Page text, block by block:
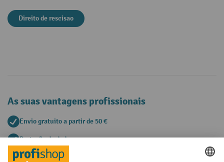
Direito de rescisao
As suas vantagens profissionais
Envio gratuito a partir de 50 €
Proteção de dados segura
Aconselhamento pessoal de compra